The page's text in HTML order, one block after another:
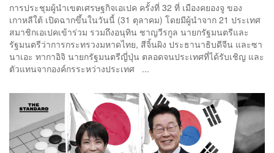
การประชุมผู้นำเขตเศรษฐกิจเอเปค ครั้งที่ 32 ที่ เมืองคยองจู ของ
เกาหลีใต้ เปิดฉากขึ้นในวันนี้ (31 ตุลาคม) โดยมีผู้นำจาก 21 ประเทศ
สมาชิกเอเปคเข้าร่วม รวมถึงอนุทิน ชาญวีรกูล นายกรัฐมนตรีและ
รัฐมนตรีว่าการกระทรวงมหาดไทย, สีจิ้นผิง ประธานาธิบดีจีน และซา
นาเอะ ทากาอิจิ นายกรัฐมนตรีญี่ปุ่น ตลอดจนประเทศที่ได้รับเชิญ และ
ตัวแทนจากองค์กรระหว่างประเทศ ...